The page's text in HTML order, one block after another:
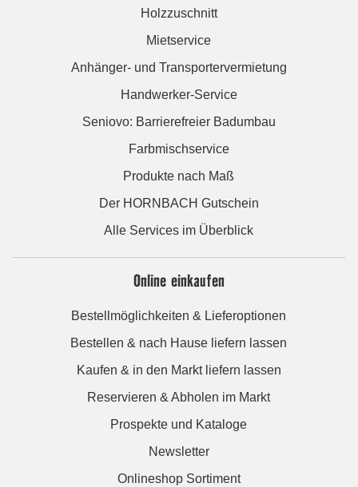
Holzzuschnitt
Mietservice
Anhänger- und Transportervermietung
Handwerker-Service
Seniovo: Barrierefreier Badumbau
Farbmischservice
Produkte nach Maß
Der HORNBACH Gutschein
Alle Services im Überblick
Online einkaufen
Bestellmöglichkeiten & Lieferoptionen
Bestellen & nach Hause liefern lassen
Kaufen & in den Markt liefern lassen
Reservieren & Abholen im Markt
Prospekte und Kataloge
Newsletter
Onlineshop Sortiment